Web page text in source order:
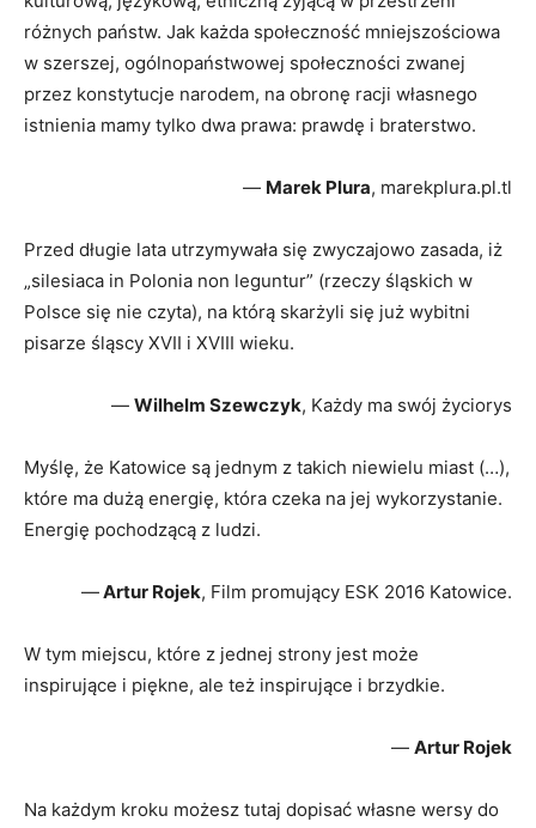
różnych państw. Jak każda społeczność mniejszościowa
w szerszej, ogólnopaństwowej społeczności zwanej
przez konstytucje narodem, na obronę racji własnego
istnienia mamy tylko dwa prawa: prawdę i braterstwo.
— Marek Plura, marekplura.pl.tl
Przed długie lata utrzymywała się zwyczajowo zasada, iż
„silesiaca in Polonia non leguntur” (rzeczy śląskich w
Polsce się nie czyta), na którą skarżyli się już wybitni
pisarze śląscy XVII i XVIII wieku.
— Wilhelm Szewczyk, Każdy ma swój życiorys
Myślę, że Katowice są jednym z takich niewielu miast (…),
które ma dużą energię, która czeka na jej wykorzystanie.
Energię pochodzącą z ludzi.
—Artur Rojek, Film promujący ESK 2016 Katowice.
W tym miejscu, które z jednej strony jest może
inspirujące i piękne, ale też inspirujące i brzydkie.
— Artur Rojek
Na każdym kroku możesz tutaj dopisać własne wersy do